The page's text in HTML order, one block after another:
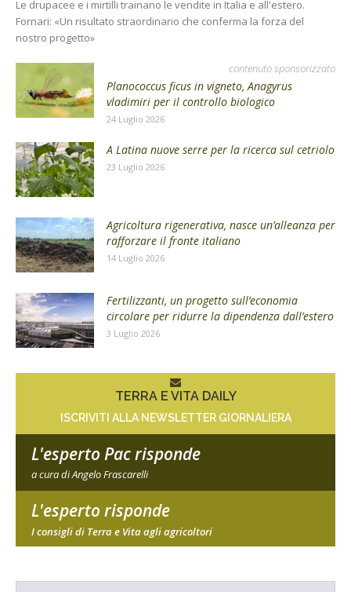
Le drupacee e i mirtilli trainano le vendite in Italia e all'estero.
Fornari: «Un risultato straordinario che conferma la forza del
nostro progetto»
contenuto sponsorizzato
Planococcus ficus in vigneto, Anagyrus
vladimiri per il controllo biologico
24 Luglio 2026
A Latina nuove serre per la ricerca sul cetriolo
23 Luglio 2026
Agricoltura rigenerativa, nasce un’alleanza per
rafforzare il fronte italiano
14 Luglio 2026
Fertilizzanti, un progetto sull’economia
circolare per ridurre la dipendenza dall’estero
3 Luglio 2026
TERRA E VITA DAILY
ISCRIVITI ALLA NEWSLETTER GIORNALIERA
L'esperto Pac risponde
a cura di Angelo Frascarelli
L'esperto risponde
I consigli di Terra e Vita agli agricoltori